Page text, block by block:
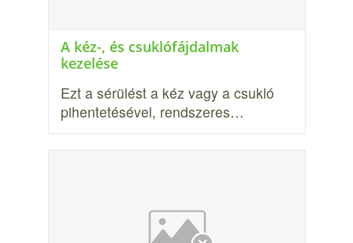
A kéz-, és csuklófájdalmak
kezelése
Ezt a sérülést a kéz vagy a csukló
pihentetésével, rendszeres…